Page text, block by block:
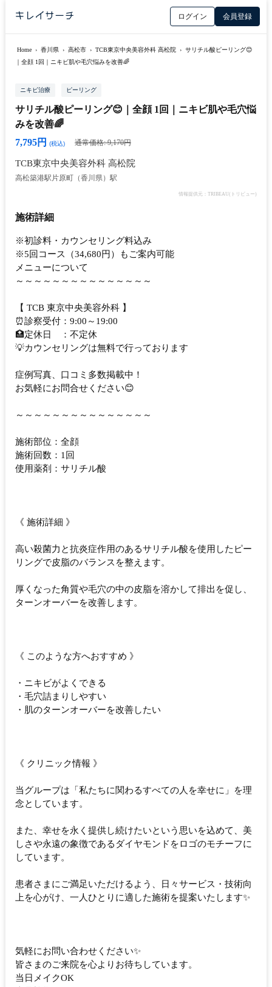
ログイン 会員登録
Home › 香川県 › 高松市 › TCB東京中央美容外科 高松院 › サリチル酸ピーリング😊
｜全顔 1回｜ニキビ肌や毛穴悩みを改善🌈
ニキビ治療 ピーリング
サリチル酸ピーリング😊｜全顔 1回｜ニキビ肌や毛穴悩
みを改善🌈
7,795円
(税込) 通常価格: 9,170円
TCB東京中央美容外科 高松院
高松築港駅 片原町（香川県）駅
情報提供元：TRIBEAU(トリビュー)
施術詳細
※初診料・カウンセリング料込み
※5回コース（34,680円）もご案内可能
メニューについて
～～～～～～～～～～～～～～～
【 TCB 東京中央美容外科 】
⏰診察受付：9:00～19:00
🏥定休日 ：不定休
💡カウンセリングは無料で行っております
症例写真、口コミ多数掲載中！
お気軽にお問合せください😊
～～～～～～～～～～～～～～～
施術部位：全顔
施術回数：1回
使用薬剤：サリチル酸
《 施術詳細 》
高い殺菌力と抗炎症作用のあるサリチル酸を使用したピー
リングで皮脂のバランスを整えます。
厚くなった角質や毛穴の中の皮脂を溶かして排出を促し、
ターンオーバーを改善します。
《 このような方へおすすめ 》
・ニキビがよくできる
・毛穴詰まりしやすい
・肌のターンオーバーを改善したい
《 クリニック情報 》
当グループは「私たちに関わるすべての人を幸せに」を理
念としています。
また、幸せを永く提供し続けたいという思いを込めて、美
しさや永遠の象徴であるダイヤモンドをロゴのモチーフに
しています。
患者さまにご満足いただけるよう、日々サービス・技術向
上を心がけ、一人ひとりに適した施術を提案いたします✨
気軽にお問い合わせください✨
皆さまのご来院を心よりお待ちしています。
当日メイクOK